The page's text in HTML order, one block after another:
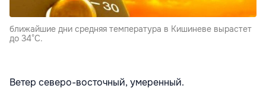
ближайшие дни средняя температура в Кишиневе вырастет
до 34°C.
Ветер северо-восточный, умеренный.